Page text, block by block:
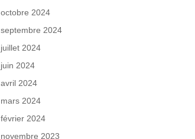
octobre 2024
septembre 2024
juillet 2024
juin 2024
avril 2024
mars 2024
février 2024
novembre 2023